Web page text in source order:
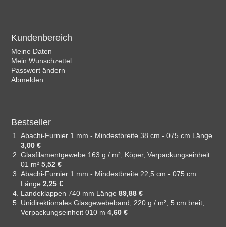
Kundenbereich
Meine Daten
Mein Wunschzettel
Passwort ändern
Abmelden
Bestseller
Abachi-Furnier 1 mm - Mindestbreite 38 cm - 075 cm Länge
3,00 €
Glasfilamentgewebe 163 g / m², Köper, Verpackungseinheit
01 m²5,52 €
Abachi-Furnier 1 mm - Mindestbreite 22,5 cm - 075 cm
Länge2,25 €
Landeklappen 740 mm Länge89,88 €
Unidirektionales Glasgewebeband, 220 g / m², 5 cm breit,
Verpackungseinheit 010 m4,60 €